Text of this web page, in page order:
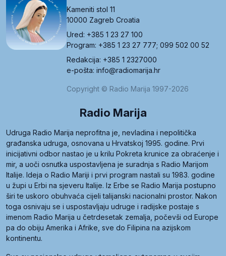
Kameniti stol 11
10000 Zagreb Croatia
Ured: +385 1 23 27 100
Program: +385 1 23 27 777; 099 502 00 52
Redakcija: +385 1 2327000
e-pošta: info@radiomarija.hr
Copyright © Radio Marija 1997-2026
Radio Marija
Udruga Radio Marija neprofitna je, nevladina i nepolitička
građanska udruga, osnovana u Hrvatskoj 1995. godine. Prvi
inicijativni odbor nastao je u krilu Pokreta krunice za obraćenje i
mir, a uoči osnutka uspostavljena je suradnja s Radio Marijom
Italije. Ideja o Radio Mariji i prvi program nastali su 1983. godine
u župi u Erbi na sjeveru Italije. Iz Erbe se Radio Marija postupno
širi te uskoro obuhvaća cijeli talijanski nacionalni prostor. Nakon
toga osnivaju se i uspostavljaju udruge i radijske postaje s
imenom Radio Marija u četrdesetak zemalja, počevši od Europe
pa do obiju Amerika i Afrike, sve do Filipina na azijskom
kontinentu.